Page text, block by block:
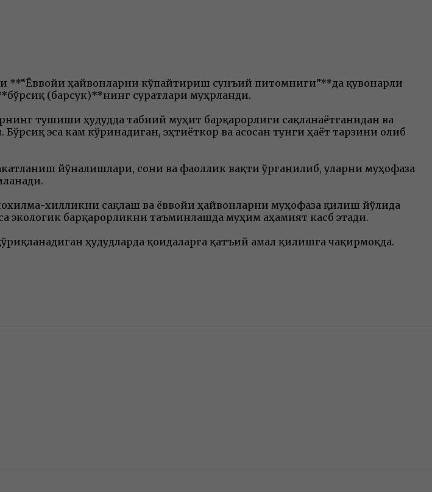
**“Ёввойи ҳайвонларни кўпайтириш сунъий питомниги”**да қувонарли
(барсук)**нинг суратлари муҳрланди.
тушиши ҳудудда табиий муҳит барқарорлиги сақланаётганидан ва
эса кам кўринадиган, эҳтиёткор ва асосан тунги ҳаёт тарзини олиб
йўналишлари, сони ва фаоллик вақти ўрганилиб, уларни муҳофаза
хилликни сақлаш ва ёввойи ҳайвонларни муҳофаза қилиш йўлида
экологик барқарорликни таъминлашда муҳим аҳамият касб этади.
ҳудудларда қоидаларга қатъий амал қилишга чақирмоқда.